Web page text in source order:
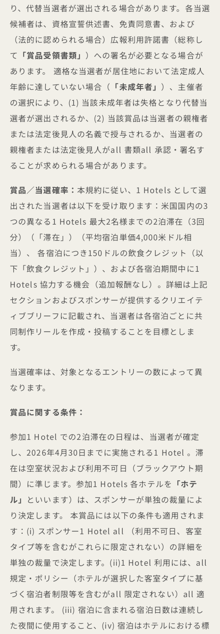
り、代替当選者が選出される場合があります。各当選
候補者は、資格宣誓供述書、免責同意書、および
（法的に認められる場合）広報利用許諾書（総称し
て 「賞品受領書類」 ）への署名が必要となる場合が
あります。 適格な当選者が居住地において法定成人
年齢に達していない場合（ 「未成年者」 ）、主催者
の選択により、(1) 当該未成年者は失格となり代替当
選者が選出されるか、(2) 当該賞品は当選者の親権者
または法定後見人の名義で授与されるか、当選者の
親権者または法定後見人がall 書類all 承認・署名す
ることが求められる場合があります。
賞品／当選確率： 本規約に従い、1 Hotels として選
出された当選者は以下を受け取ります：米国国内の3
つの異なる1 Hotels 最大2名様までの2泊滞在（3回
分）（「滞在」）（平均宿泊単価4,000米ドル相
当）、 各宿泊につき150ドルの飲食クレジット（以
下「飲食クレジット」）、および各宿泊期間中に1
Hotels 協力する機会（追加報酬なし）。詳細は上記
セクションおよびスポンサーが提供するクリエイテ
ィブブリーフに記載され、当選者は各宿泊ごとに共
同制作リールを作成・投稿することを目標としま
す。
当選確率は、対象となるエントリーの数によって異
なります。
賞品に関する条件：
参加1 Hotel での2泊滞在の日程は、当選者が確定
し、2026年4月30日までに実施される1 Hotel 。滞
在は空室状況および利用不可日（ブラックアウト期
間）に準じます。参加1 Hotels 各ホテルを 「ホテ
ル」 といいます）は、スポンサーが単独の裁量によ
り決定します。 本賞品には以下の条件も適用されま
す：(i) スポンサー1 Hotel all （利用不可日、客室
タイプ等を含むがこれらに限定されない）の詳細を
単独の裁量で決定します。(ii)1 Hotel 利用には、all
規定・ポリシー（ホテルが選択した客室タイプに基
づく宿泊者制限等を含むがall 限定されない）all 適
用されます。 (iii) 宿泊に含まれる宿泊日数は連続し
た夜間に使用すること、(iv) 宿泊はホテルにおける標